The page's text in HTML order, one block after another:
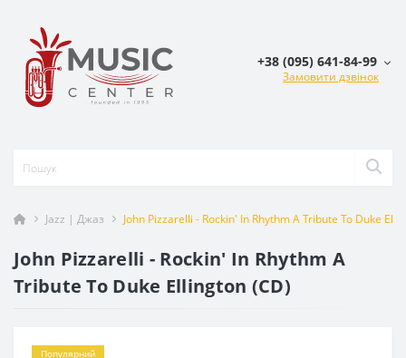
+38 (095) 641-84-99
Замовити дзвінок
Jazz | Джаз John Pizzarelli - Rockin' In Rhythm A Tribute To Duke
John Pizzarelli - Rockin' In Rhythm A
Tribute To Duke Ellington (CD)
Популярний